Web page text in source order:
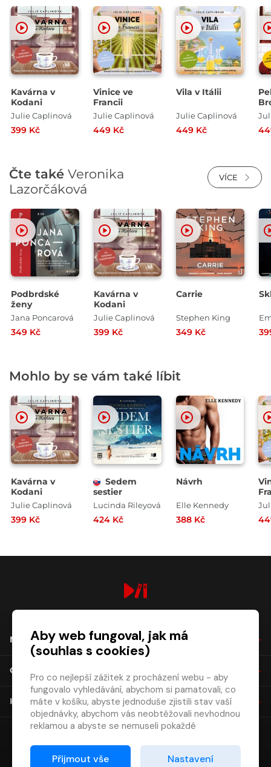
Kavárna v
Kodani
Julie Caplinová
399 Kč
Vinice ve
Francii
Julie Caplinová
449 Kč
Vila v Itálii
Julie Caplinová
449 Kč
Čte také Veronika
Lazorčáková
VÍCE
Podbrdské
ženy
Jana Poncarová
349 Kč
Kavárna v
Kodani
Julie Caplinová
399 Kč
Carrie
Stephen King
349 Kč
Mohlo by se vám také líbit
Kavárna v
Kodani
Julie Caplinová
399 Kč
Sedem
sestier
Lucinda Rileyová
424 Kč
Návrh
Elle Kennedy
388 Kč
NÁKUP
O SPOLEČNOSTI
KONTAKT
Aby web fungoval, jak má
(souhlas s cookies)
Pro co nejlepší zážitek z procházení webu - aby
fungovalo vyhledávání, abychom si pamatovali, co
máte v košíku, abyste jednoduše zjistili stav vaší
objednávky, abychom vás neobtěžovali nevhodnou
reklamou a abyste se nemuseli pokaždé
Proto od vás potřebujeme souhlas se
Přijmout vše Nastavení